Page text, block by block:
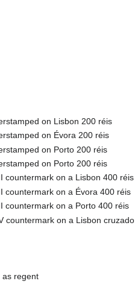
on Lisbon 200 réis
on Évora 200 réis
on Porto 200 réis
on Porto 200 réis
countermark on a Lisbon 400 réis
countermark on a Évora 400 réis
countermark on a Porto 400 réis
countermark on a Lisbon cruzado
as regent